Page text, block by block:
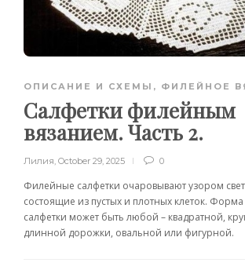
ОПИСАНИЕ И СХЕМЫ , ФИЛЕЙНОЕ
Салфетки филейным
вязанием. Часть 2.
Лилия, October 29, 2025 0
Филейные салфетки очаровывают узором
состоящие из пустых и плотных клеток.
салфетки может быть любой – квадратной,
длинной дорожки, овальной или фигурной.